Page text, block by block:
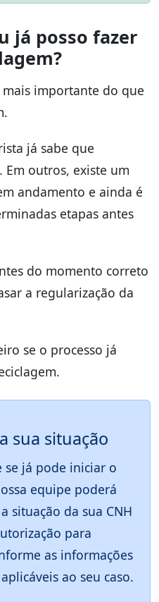
já posso fazer
importante do que
já sabe que
Em outros, existe um
andamento e ainda é
etapas antes
do momento correto
a regularização da
se o processo já
sua situação
se já pode iniciar o
equipe poderá
situação da sua CNH
para
as informações
ao seu caso.